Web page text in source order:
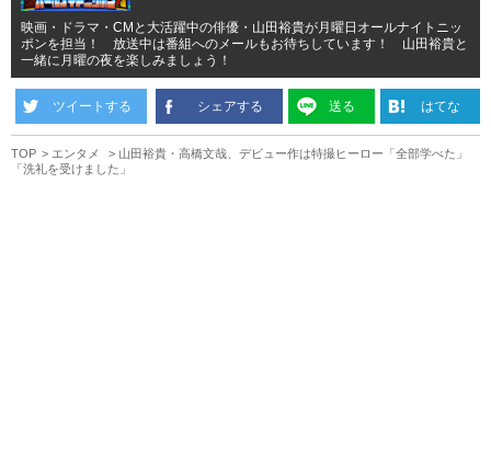
映画・ドラマ・CMと大活躍中の俳優・山田裕貴が月曜日オールナイトニッ
ポンを担当！ 放送中は番組へのメールもお待ちしています！ 山田裕貴と
一緒に月曜の夜を楽しみましょう！
ツイートする シェアする 送る はてな
TOP エンタメ
山田裕貴・高橋文哉、デビュー作は特撮ヒーロー「全部学べた」
「洗礼を受けました」